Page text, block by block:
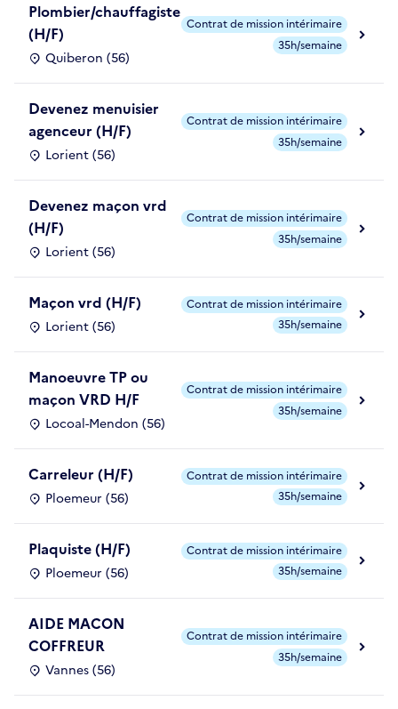
Plombier/chauffagiste
(H/F)
Quiberon (56)
Contrat de mission intérimaire
35h/semaine
Devenez menuisier
agenceur (H/F)
Lorient (56)
Contrat de mission intérimaire
35h/semaine
Devenez maçon vrd
(H/F)
Lorient (56)
Contrat de mission intérimaire
35h/semaine
Maçon vrd (H/F)
Lorient (56)
Contrat de mission intérimaire
35h/semaine
Manoeuvre TP ou
maçon VRD H/F
Locoal-Mendon (56)
Contrat de mission intérimaire
35h/semaine
Carreleur (H/F)
Ploemeur (56)
Contrat de mission intérimaire
35h/semaine
Plaquiste (H/F)
Ploemeur (56)
Contrat de mission intérimaire
35h/semaine
AIDE MACON
COFFREUR
Vannes (56)
Contrat de mission intérimaire
35h/semaine